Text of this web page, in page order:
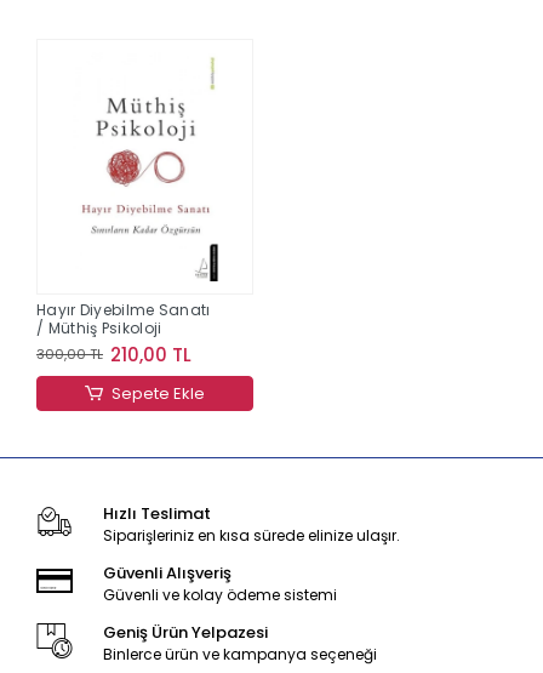
Hayır Diyebilme Sanatı
/ Müthiş Psikoloji
300,00 TL 210,00 TL
Sepete Ekle
Hızlı Teslimat
Siparişleriniz en kısa sürede elinize ulaşır.
Güvenli Alışveriş
Güvenli ve kolay ödeme sistemi
Geniş Ürün Yelpazesi
Binlerce ürün ve kampanya seçeneği